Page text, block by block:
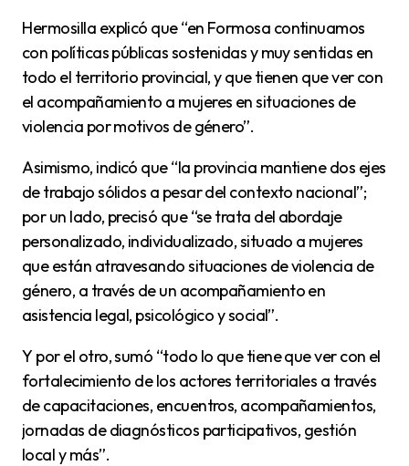
Hermosilla explicó que “en Formosa continuamos
con políticas públicas sostenidas y muy sentidas en
todo el territorio provincial, y que tienen que ver con
el acompañamiento a mujeres en situaciones de
violencia por motivos de género”.
Asimismo, indicó que “la provincia mantiene dos ejes
de trabajo sólidos a pesar del contexto nacional”;
por un lado, precisó que “se trata del abordaje
personalizado, individualizado, situado a mujeres
que están atravesando situaciones de violencia de
género, a través de un acompañamiento en
asistencia legal, psicológico y social”.
Y por el otro, sumó “todo lo que tiene que ver con el
fortalecimiento de los actores territoriales a través
de capacitaciones, encuentros, acompañamientos,
jornadas de diagnósticos participativos, gestión
local y más”.